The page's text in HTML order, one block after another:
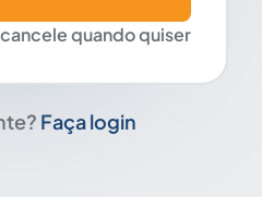
quando quiser
Faça login